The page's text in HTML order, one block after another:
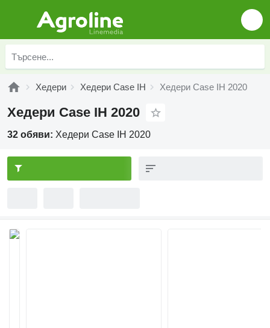
Хедери Хедери Case IH Хедери Case IH 2020
Хедери Case IH 2020
32 обяви: Хедери Case IH 2020